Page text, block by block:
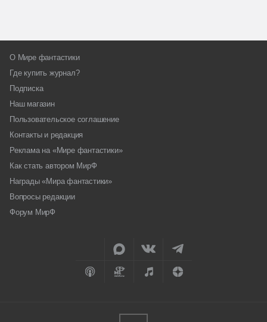
О Мире фантастики
Где купить журнал?
Подписка
Наш магазин
Пользовательское соглашение
Контакты и редакция
Реклама на «Мире фантастики»
Как стать автором МирФ
Награды «Мира фантастики»
Вопросы редакции
Форум МирФ